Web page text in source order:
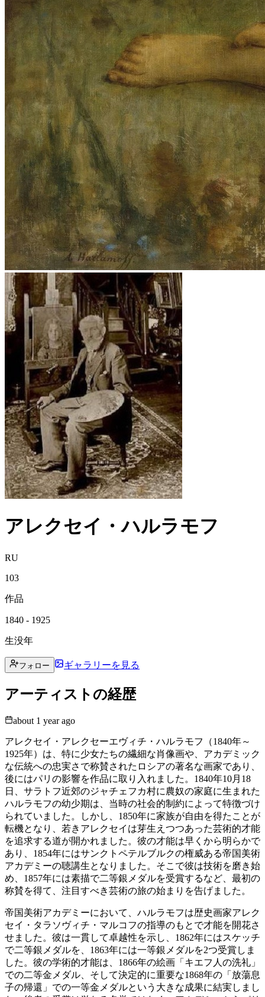
アレクセイ・ハルラモフ
RU
103
作品
1840 - 1925
生没年
フォロー ギャラリーを見る
アーティストの経歴
about 1 year ago
アレクセイ・アレクセーエヴィチ・ハルラモフ（1840年～
1925年）は、特に少女たちの繊細な肖像画や、アカデミック
な伝統への忠実さで称賛されたロシアの著名な画家であり、
後にはパリの影響を作品に取り入れました。1840年10月18
日、サラトフ近郊のジャチェフカ村に農奴の家庭に生まれた
ハルラモフの幼少期は、当時の社会的制約によって特徴づけ
られていました。しかし、1850年に家族が自由を得たことが
転機となり、若きアレクセイは芽生えつつあった芸術的才能
を追求する道が開かれました。彼の才能は早くから明らかで
あり、1854年にはサンクトペテルブルクの権威ある帝国美術
アカデミーの聴講生となりました。そこで彼は技術を磨き始
め、1857年には素描で二等銀メダルを受賞するなど、最初の
称賛を得て、注目すべき芸術の旅の始まりを告げました。
帝国美術アカデミーにおいて、ハルラモフは歴史画家アレク
セイ・タラソヴィチ・マルコフの指導のもとで才能を開花さ
せました。彼は一貫して卓越性を示し、1862年にはスケッチ
で二等銀メダルを、1863年には一等銀メダルを2つ受賞しま
した。彼の学術的才能は、1866年の絵画「キエフ人の洗礼」
での二等金メダル、そして決定的に重要な1868年の「放蕩息
子の帰還」での一等金メダルという大きな成果に結実しまし